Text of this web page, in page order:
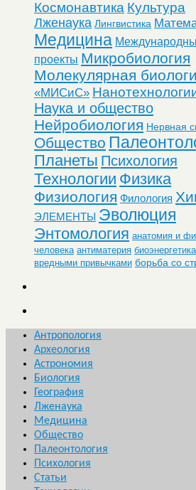
Космонавтика Культура
Лженаука Лингвистика
Медицина
проекты Микробиология
Молекулярная
«МИСиС»
Наука и общество
Нейробиология Нервная
Общество
Планеты Психология
Технологии Физика
Физиология Филология
ЭЛЕМЕНТЫ Эволюция
Энтомология анатомия и
человека антиматерия биоэнергетика
вредными привычками борьба со
Антропология
Археология
Астрономия
Биология
География
Лженаука
Медицина
Общество
Палеонтология
Психология
Статьи